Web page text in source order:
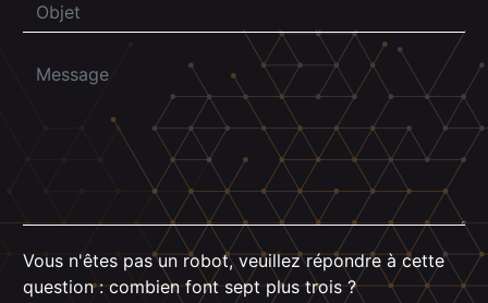
Vous n'êtes pas un robot, veuillez répondre à cette
question : combien font sept plus trois ?